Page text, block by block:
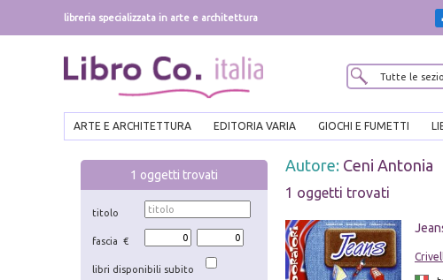
libreria specializzata in arte e architettura
ARTE E ARCHITETTURA EDITORIA VARIA GIOCHI E FUMETTI
1 oggetti trovati
titolo
fascia €
libri disponibili subito
Autore: Ceni Antonia
1 oggetti trovati